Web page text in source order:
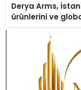
Derya Arms,
ürünlerini ve